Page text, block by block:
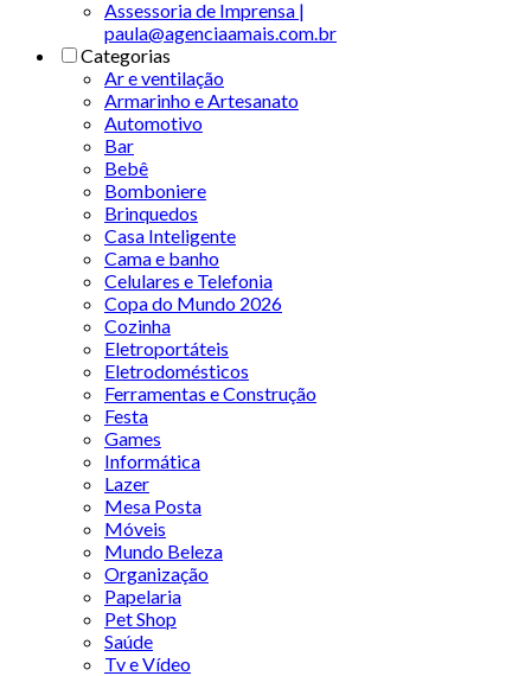
Assessoria de Imprensa |
paula@agenciaamais.com.br
Categorias
Ar e ventilação
Armarinho e Artesanato
Automotivo
Bar
Bebê
Bomboniere
Brinquedos
Casa Inteligente
Cama e banho
Celulares e Telefonia
Copa do Mundo 2026
Cozinha
Eletroportáteis
Eletrodomésticos
Ferramentas e Construção
Festa
Games
Informática
Lazer
Mesa Posta
Móveis
Mundo Beleza
Organização
Papelaria
Pet Shop
Saúde
Tv e Vídeo